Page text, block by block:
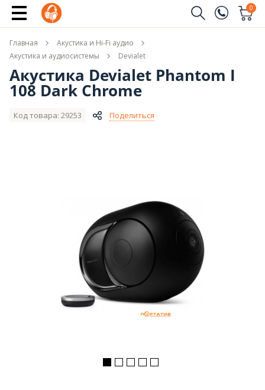
(096)
(044)
0
Имя
Телефон
Главная
Акустика и Hi-Fi аудио
Акустика и аудиосистемы
Devialet
Акустика Devialet Phantom I
108 Dark Chrome
Код товара: 29253 Поделиться
Купить